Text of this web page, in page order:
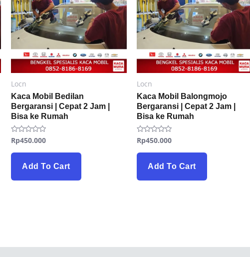
Locn
Kaca Mobil Bedilan
Bergaransi | Cepat 2 Jam |
Bisa ke Rumah
Rated
0
out
Rp450.000
Add To Cart
Locn
Kaca Mobil Balongmojo
Bergaransi | Cepat 2 Jam |
Bisa ke Rumah
Rated
0
out
Rp450.000
Add To Cart